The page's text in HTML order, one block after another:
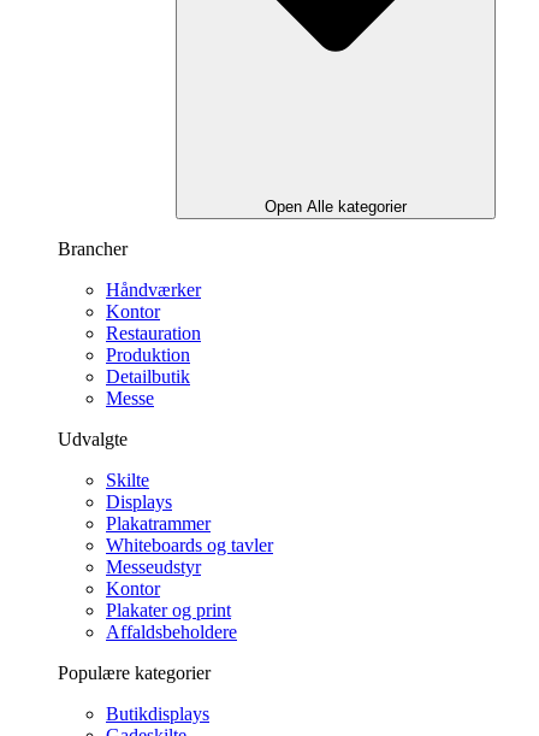
Open Alle kategorier
Brancher
Håndværker
Kontor
Restauration
Produktion
Detailbutik
Messe
Udvalgte
Skilte
Displays
Plakatrammer
Whiteboards og tavler
Messeudstyr
Kontor
Plakater og print
Affaldsbeholdere
Populære kategorier
Butikdisplays